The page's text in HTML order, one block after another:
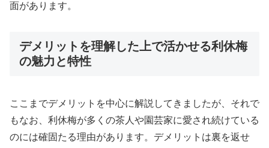
面があります。
デメリットを理解した上で活かせる利休梅
の魅力と特性
ここまでデメリットを中心に解説してきましたが、それで
もなお、利休梅が多くの茶人や園芸家に愛され続けている
のには確固たる理由があります。デメリットは裏を返せ